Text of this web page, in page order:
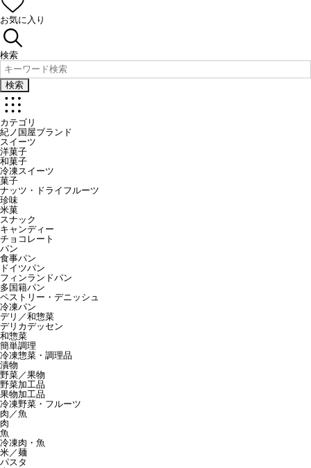
お気に入り
検索
検索
カテゴリ
紀ノ国屋ブランド
スイーツ
洋菓子
和菓子
冷凍スイーツ
菓子
ナッツ・ドライフルーツ
珍味
米菓
スナック
キャンディー
チョコレート
パン
食事パン
ドイツパン
フィンランドパン
多国籍パン
ペストリー・デニッシュ
冷凍パン
デリ／和惣菜
デリカデッセン
和惣菜
簡単調理
冷凍惣菜・調理品
漬物
野菜／果物
野菜加工品
果物加工品
冷凍野菜・フルーツ
肉／魚
肉
魚
冷凍肉・魚
米／麺
パスタ